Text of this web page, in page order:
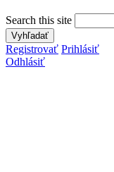
Search this site
Registrovať Prihlásiť
Odhlásiť